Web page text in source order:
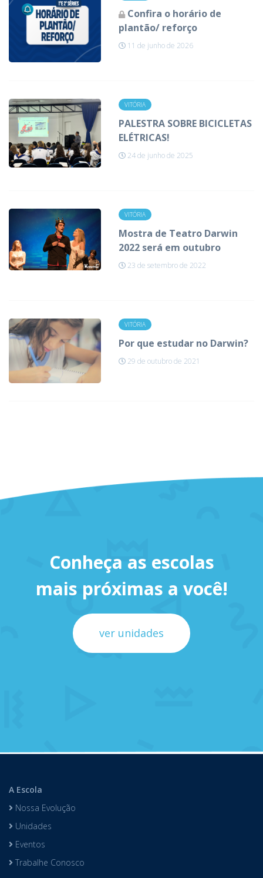
Confira o horário de
plantão/ reforço
11 de junho de 2026
VITÓRIA
PALESTRA SOBRE BICICLETAS
ELÉTRICAS!
24 de junho de 2025
VITÓRIA
Mostra de Teatro Darwin
2022 será em outubro
23 de setembro de 2022
VITÓRIA
Por que estudar no Darwin?
29 de outubro de 2021
Conheça as escolas
mais próximas a você!
ver unidades
A Escola
Nossa Evolução
Unidades
Eventos
Trabalhe Conosco